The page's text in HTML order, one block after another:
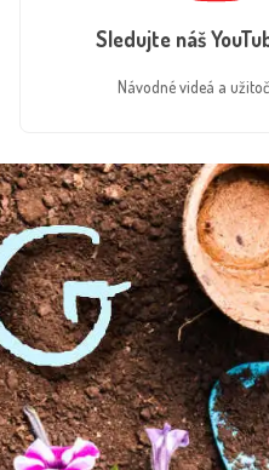
Sledujte náš
Návodné videá a